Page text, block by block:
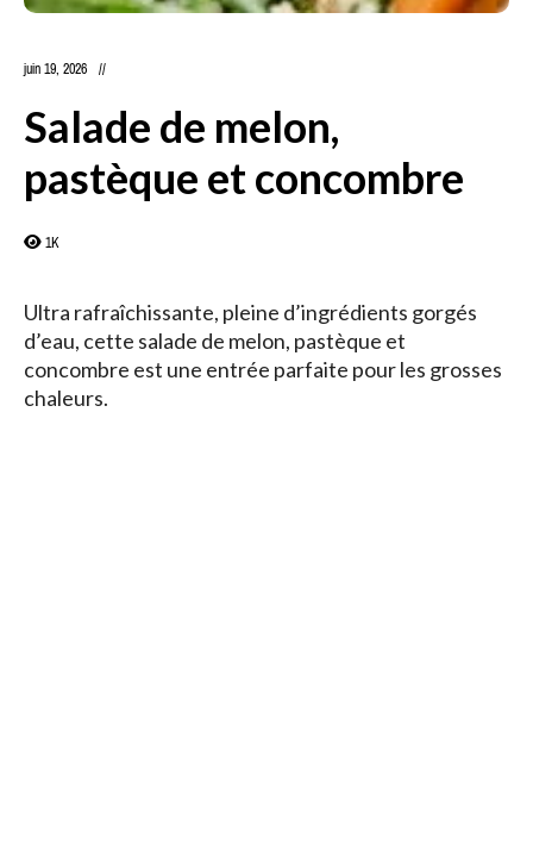
juin 19, 2026
Salade de melon,
pastèque et concombre
1K
Ultra rafraîchissante, pleine d’ingrédients gorgés
d’eau, cette salade de melon, pastèque et
concombre est une entrée parfaite pour les grosses
chaleurs.